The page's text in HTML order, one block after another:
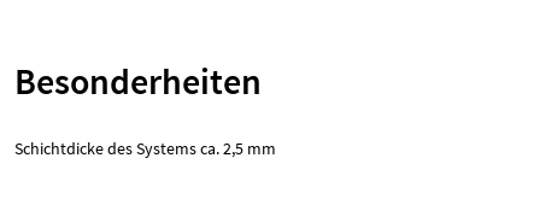
Besonderheiten
Schichtdicke des Systems ca. 2,5 mm